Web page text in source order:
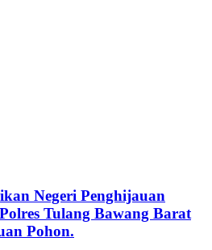
Negeri Penghijauan
Tulang Bawang Barat
Pohon.